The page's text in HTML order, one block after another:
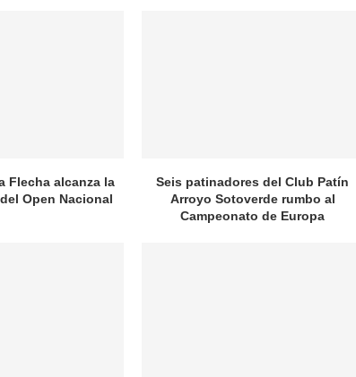
Flecha alcanza la
Open Nacional
Seis patinadores del Club Patín
Arroyo Sotoverde rumbo al
Campeonato de Europa